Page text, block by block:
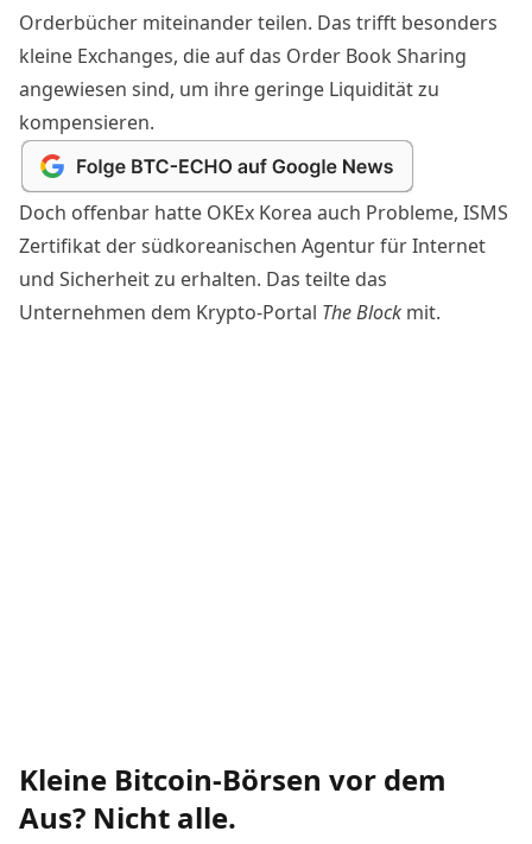
Orderbücher miteinander teilen. Das trifft besonders
kleine Exchanges, die auf das Order Book Sharing
angewiesen sind, um ihre geringe Liquidität zu
kompensieren.
Doch offenbar hatte OKEx Korea auch Probleme, ISMS
Zertifikat der südkoreanischen Agentur für Internet
und Sicherheit zu erhalten. Das teilte das
Unternehmen dem Krypto-Portal The Block mit.
Kleine Bitcoin-Börsen vor dem
Aus? Nicht alle.